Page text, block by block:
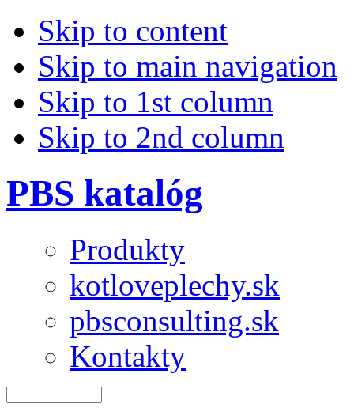
Skip to content
Skip to main navigation
Skip to 1st column
Skip to 2nd column
PBS katalóg
Produkty
kotloveplechy.sk
pbsconsulting.sk
Kontakty